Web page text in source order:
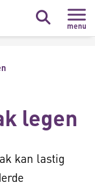
menu
legen
kan lastig